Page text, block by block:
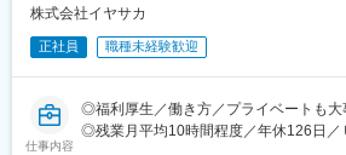
■当社の魅力
・中国エリアに30拠点を展開するホシザ
■企業情報
空/CVD/スパッタリング（スパッタ）/リ
ラミック/シリコン/シーケンス制御/シュ
【製品について】
エッチング装置は半導体デバイスの製造
です。半導体の微細化が進み、複雑な立
というニーズが高まる中、半導体製造プ
株式会社イヤサカ
正社員 職種未経験歓迎
仕事内容
◎福利厚生／働き方／プライベートも大
◎残業月平均10時間程度／年休126日／